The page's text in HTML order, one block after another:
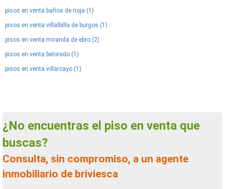
pisos en venta baños de rioja (1)
pisos en venta villalbilla de burgos (1)
pisos en venta miranda de ebro (2)
pisos en venta belorado (1)
pisos en venta villarcayo (1)
¿No encuentras el piso en venta que
buscas?
Consulta, sin compromiso, a un agente
inmobiliario de briviesca